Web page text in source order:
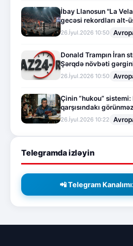
İbay Llanosun "La
gecəsi rekordları alt-
26.İyul.2026 10:50
Donald Trampın İran
Şərqdə növbəti
26.İyul.2026 10:50
Çinin “hukou”
qarşısındakı
26.İyul.2026 10:22
Telegramda izləyin
📲 Telegram